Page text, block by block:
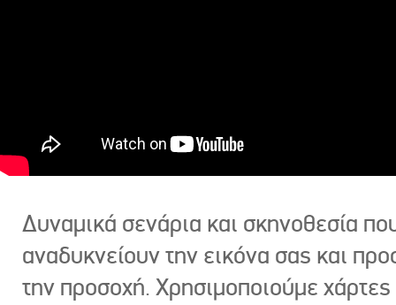
Δυναμικά σενάρια και σκηνοθεσία
αναδυκνείουν την εικόνα σας και
την προσοχή. Χρησιμοποιούμε χάρτες